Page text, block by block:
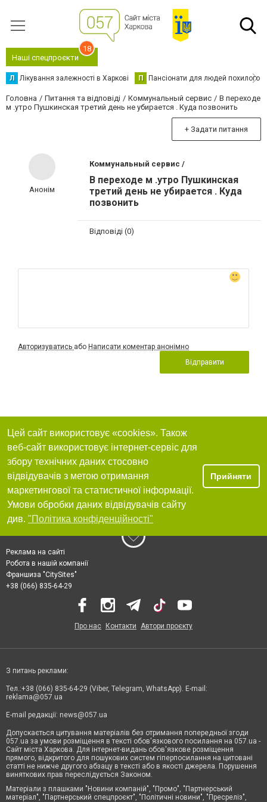
Наші спецпроєкти
18
Л Лікування залежності в Харкові П Пансіонати для людей похилого
Головна Питання та відповіді Коммунальный сервис
В переходе
м .утро Пушкинская третий день не убирается . Куда позвонить
+ Задати питання
Анонім
Коммунальный сервис /
В переходе м .утро Пушкинская
третий день не убирается . Куда
позвонить
Відповіді (0)
Авторизуватись або Написати коментар анонімно
Відправити
Цей сайт використовує «cookies». Також
веб-сайт використовує інтернет-сервіс для
збору технічних даних стосовно
відвідувачів з метою отримання
маркетингової та статистичної інформації.
Умови обробки даних відвідувачів сайту
див. "Політика конфіденційності"
Прийняти
Реклама на сайті
Робота в нашій компанії
Франшиза "CitySites"
+38 (066) 835-64-29
Про нас Контакти Автори проєкту
З питань реклами:
Тел.:+38 (066) 835-64-29 (Viber, Telegram, WhatsApp). E-mail:
reklama@057.ua
E-mail редакції: news@057.ua
Допускається цитування матеріалів без отримання попередньої згоди
057.ua за умови розміщення в тексті обов'язкового посилання на 057.ua -
Сайт міста Харкова. Для інтернет-видань обов'язкове розміщення
прямого, відкритого для пошукових систем гіперпосилання на цитовані
статті не нижче другого абзацу в тексті або в якості джерела. Порушення
виняткових прав переслідується Законом.
Матеріали з плашками "Новини компаній", "Промо", "Партнерський
матеріал", "Партнерський спецпроєкт", "Політичні новини", "Пресреліз",